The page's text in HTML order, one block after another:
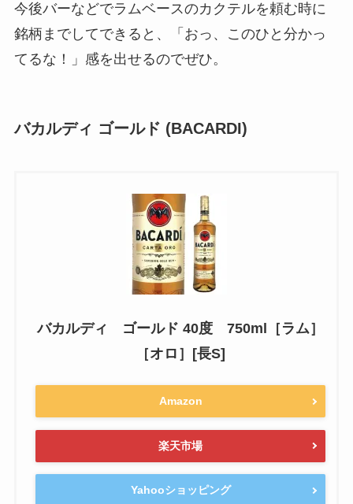
今後バーなどでラムベースのカクテルを頼む時に
銘柄までしてできると、「おっ、このひと分かっ
てるな！」感を出せるのでぜひ。
バカルディ ゴールド (BACARDI)
バカルディ ゴールド 40度 750ml［ラム］
［オロ］[長S]
Amazon
楽天市場
Yahooショッピング